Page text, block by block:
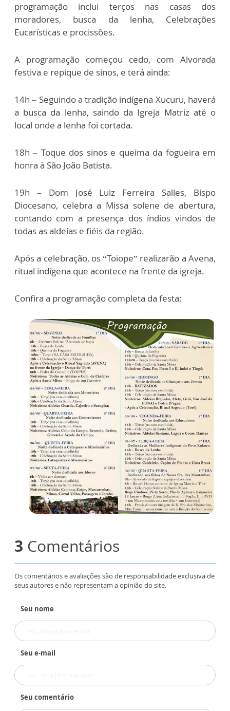
programação inclui terços nas casas dos
moradores, busca da lenha, Celebrações
Eucarísticas e procissões.
A programação começou cedo, com Alvorada
festiva e repique de sinos, e terá ainda:
14h – Seguindo a tradição indígena Xucuru, haverá
a busca da lenha, saindo da Igreja Matriz até o
local onde a lenha foi cortada.
18h – Toque dos sinos e queima da fogueira em
honra à São João Batista.
19h – Dom José Luiz Ferreira Salles, Bispo
Diocesano, celebra a Missa solene de abertura,
contando com a presença dos índios vindos de
todas as aldeias e fiéis da região.
Após a celebração, os “Toiope” realizarão a Avena,
ritual indígena que acontece na frente da igreja.
Confira a programação completa da festa:
3 Comentários
Os comentários e avaliações são de responsabilidade exclusiva de
seus autores e não representam a opinião do site.
Seu nome
Seu e-mail
Seu comentário